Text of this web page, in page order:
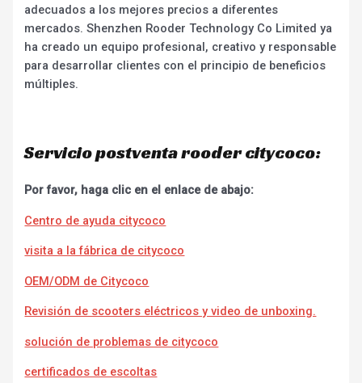
adecuados a los mejores precios a diferentes
mercados. Shenzhen Rooder Technology Co Limited ya
ha creado un equipo profesional, creativo y responsable
para desarrollar clientes con el principio de beneficios
múltiples.
Servicio postventa rooder citycoco:
Por favor, haga clic en el enlace de abajo:
Centro de ayuda citycoco
visita a la fábrica de citycoco
OEM/ODM de Citycoco
Revisión de scooters eléctricos y video de unboxing.
solución de problemas de citycoco
certificados de escoltas